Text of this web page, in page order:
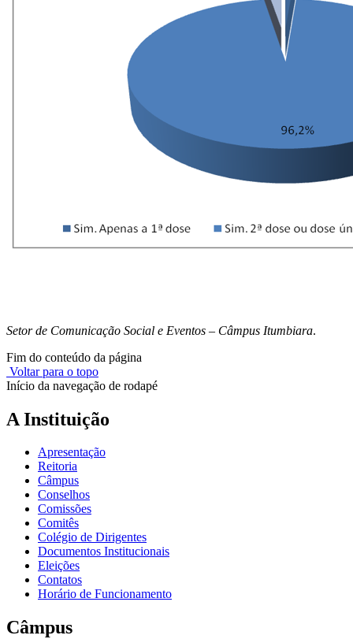
Setor de Comunicação Social e Eventos – Câmpus Itumbiara.
Fim do conteúdo da página
Voltar para o topo
Início da navegação de rodapé
A Instituição
Apresentação
Reitoria
Câmpus
Conselhos
Comissões
Comitês
Colégio de Dirigentes
Documentos Institucionais
Eleições
Contatos
Horário de Funcionamento
Câmpus